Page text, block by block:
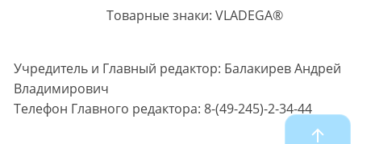
Товарные знаки: VLADEGA®
Учредитель и Главный редактор: Балакирев Андрей
Владимирович
Телефон Главного редактора: 8-(49-245)-2-34-44